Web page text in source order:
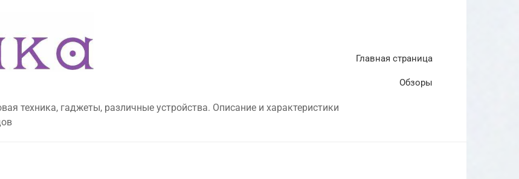
техника, гаджеты, различные устройства. Описание и характеристики
Главная страница
Обзоры